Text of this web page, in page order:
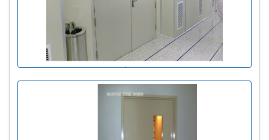
Cửa chống cháy đôi